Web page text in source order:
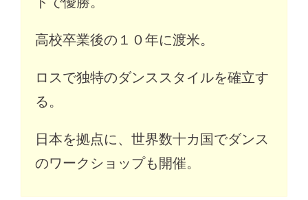
高校卒業後の１０年に渡米。
ロスで独特のダンススタイルを確立す
る。
日本を拠点に、世界数十カ国でダンス
のワークショップも開催。